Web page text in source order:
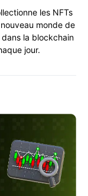
les NFTs
monde de
la blockchain
jour.